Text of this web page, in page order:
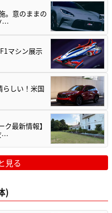
。意のままの
…
マシン展示
らしい！米国
ク最新情報】
…
見る
)